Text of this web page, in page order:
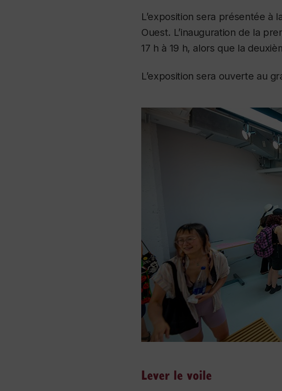
L’exposition sera présentée à
Ouest. L’inauguration de la
17 h à 19 h, alors que la
L’exposition sera ouverte au
Lever le voile